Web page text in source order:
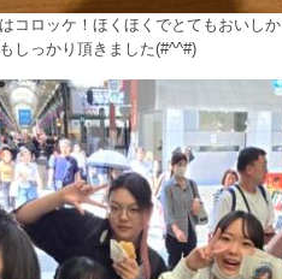
コロッケ！ほくほくでとてもおいし
しっかり頂きました(#^^#)